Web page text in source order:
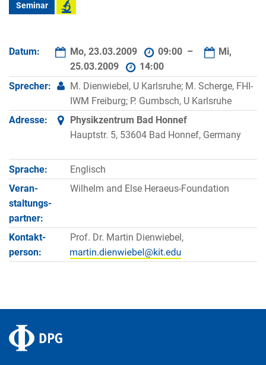
Seminar
Datum: Mo, 23.03.2009 09:00 –
Mi,
25.03.2009
14:00
Sprecher:
M. Dienwiebel, U Karlsruhe; M. Scherge, FHI-
IWM Freiburg; P. Gumbsch, U Karlsruhe
Adresse:
Physikzentrum Bad Honnef
Hauptstr. 5, 53604 Bad Honnef, Germany
Sprache:
Englisch
Veran­
staltungs­
partner:
Wilhelm and Else Heraeus-Foundation
Kontakt­
person:
Prof. Dr. Martin Dienwiebel,